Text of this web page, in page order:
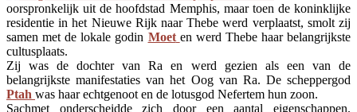
oorspronkelijk uit de hoofdstad Memphis, maar toen de koninklijke
residentie in het Nieuwe Rijk naar Thebe werd verplaatst, smolt zij
samen met de lokale godin Moet en werd Thebe haar belangrijkste
cultusplaats.
Zij was de dochter van Ra en werd gezien als een van de
belangrijkste manifestaties van het Oog van Ra. De scheppergod
Ptah was haar echtgenoot en de lotusgod Nefertem hun zoon.
Sachmet onderscheidde zich door een aantal eigenschappen.